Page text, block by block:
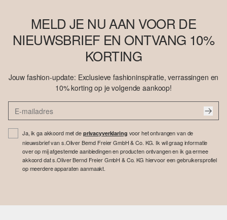
MELD JE NU AAN VOOR DE
NIEUWSBRIEF EN ONTVANG 10%
KORTING
Jouw fashion-update: Exclusieve fashioninspiratie, verrassingen en
10% korting op je volgende aankoop!
Ja, ik ga akkoord met de privacyverklaring voor het ontvangen van de
nieuwsbrief van s.Oliver Bernd Freier GmbH & Co. KG. Ik wil graag informatie
over op mij afgestemde aanbiedingen en producten ontvangen en ik ga ermee
akkoord dat s.Oliver Bernd Freier GmbH & Co. KG hiervoor een gebruikersprofiel
op meerdere apparaten aanmaakt.